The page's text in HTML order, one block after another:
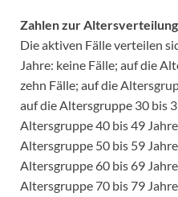
Zahlen zur Altersverteilung
Die aktiven Fälle verteilen
Jahre: keine Fälle; auf die
zehn Fälle; auf die
auf die Altersgruppe 30 bis
Altersgruppe 40 bis 49
Altersgruppe 50 bis 59
Altersgruppe 60 bis 69
Altersgruppe 70 bis 79